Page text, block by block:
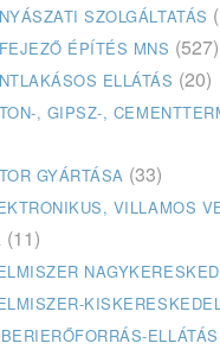
SZOLGÁLTATÁS
ÉPÍTÉS MNS (527)
ELLÁTÁS (20)
, GIPSZ-,
GYÁRTÁSA (33)
VILLAMOS
(11)